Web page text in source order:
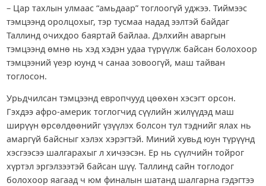
– Цар тахлын улмаас “амьдаар” тоглоогүй уджээ. Тиймээс
тэмцээнд оролцохыг, тэр тусмаа надад ээлтэй байдаг
Таллинд очихдоо баяртай байлаа. Дэлхийн аваргын
тэмцээнд өмнө нь хэд хэдэн удаа түрүүлж байсан болохоор
тэмцээний үеэр юунд ч санаа зовоогүй, маш тайван
тоглосон.
Урьдчилсан тэмцээнд европчууд цөөхөн хэсэгт орсон.
Гэхдээ афро-америк тоглогчид сүүлийн жилүүдэд маш
ширүүн өрсөлдөөнийг үзүүлэх болсон тул тэднийг ялах нь
амаргүй байсныг хэлэх хэрэгтэй. Миний хувьд юун түрүүнд
хэсгээсээ шалгарахыг л хичээсэн. Ер нь сүүлчийн тойрог
хүртэл эргэлзээтэй байсан шүү. Таллинд сайн тоглодог
болохоор яагаад ч юм финалын шатанд шалгарна гэдэгтээ